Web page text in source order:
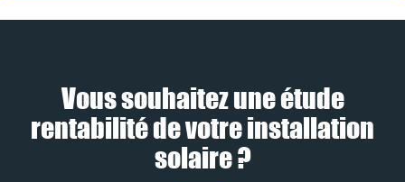
Vous souhaitez une étude
rentabilité de votre installation
solaire ?